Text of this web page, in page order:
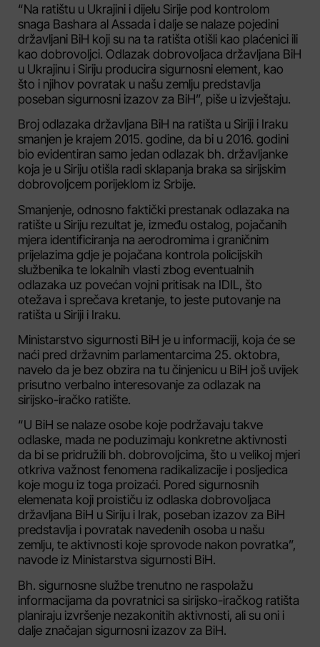
“Na ratištu u Ukrajini i dijelu Sirije pod kontrolom
snaga Bashara al Assada i dalje se nalaze pojedini
državljani BiH koji su na ta ratišta otišli kao plaćenici ili
kao dobrovoljci. Odlazak dobrovoljaca državljana BiH
u Ukrajinu i Siriju producira sigurnosni element, kao
što i njihov povratak u našu zemlju predstavlja
poseban sigurnosni izazov za BiH”, piše u izvještaju.
Broj odlazaka državljana BiH na ratišta u Siriji i Iraku
smanjen je krajem 2015. godine, da bi u 2016. godini
bio evidentiran samo jedan odlazak bh. državljanke
koja je u Siriju otišla radi sklapanja braka sa sirijskim
dobrovoljcem porijeklom iz Srbije.
Smanjenje, odnosno faktički prestanak odlazaka na
ratište u Siriju rezultat je, između ostalog, pojačanih
mjera identificiranja na aerodromima i graničnim
prijelazima gdje je pojačana kontrola policijskih
službenika te lokalnih vlasti zbog eventualnih
odlazaka uz povećan vojni pritisak na IDIL, što
otežava i sprečava kretanje, to jeste putovanje na
ratišta u Siriji i Iraku.
Ministarstvo sigurnosti BiH je u informaciji, koja će se
naći pred državnim parlamentarcima 25. oktobra,
navelo da je bez obzira na tu činjenicu u BiH još uvijek
prisutno verbalno interesovanje za odlazak na
sirijsko-iračko ratište.
“U BiH se nalaze osobe koje podržavaju takve
odlaske, mada ne poduzimaju konkretne aktivnosti
da bi se pridružili bh. dobrovoljcima, što u velikoj mjeri
otkriva važnost fenomena radikalizacije i posljedica
koje mogu iz toga proizaći. Pored sigurnosnih
elemenata koji proističu iz odlaska dobrovoljaca
državljana BiH u Siriju i Irak, poseban izazov za BiH
predstavlja i povratak navedenih osoba u našu
zemlju, te aktivnosti koje sprovode nakon povratka”,
navode iz Ministarstva sigurnosti BiH.
Bh. sigurnosne službe trenutno ne raspolažu
informacijama da povratnici sa sirijsko-iračkog ratišta
planiraju izvršenje nezakonitih aktivnosti, ali su oni i
dalje značajan sigurnosni izazov za BiH.